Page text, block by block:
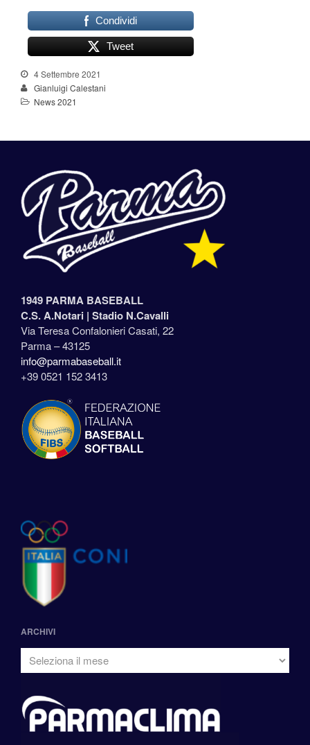
Condividi
Tweet
4 Settembre 2021
Gianluigi Calestani
News 2021
1949 PARMA BASEBALL
C.S. A.Notari | Stadio N.Cavalli
Via Teresa Confalonieri Casati, 22
Parma – 43125
info@parmabaseball.it
+39 0521 152 3413
ARCHIVI